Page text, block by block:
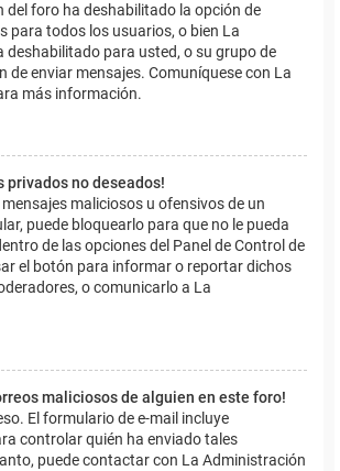
del foro ha deshabilitado la opción de
para todos los usuarios, o bien La
deshabilitado para usted, o su grupo de
de enviar mensajes. Comuníquese con La
más información.
privados no deseados!
maliciosos u ofensivos de un
puede bloquearlo para que no le pueda
de las opciones del Panel de Control de
el botón para informar o reportar dichos
o comunicarlo a La
maliciosos de alguien en este foro!
El formulario de e-mail incluye
controlar quién ha enviado tales
puede contactar con La Administración